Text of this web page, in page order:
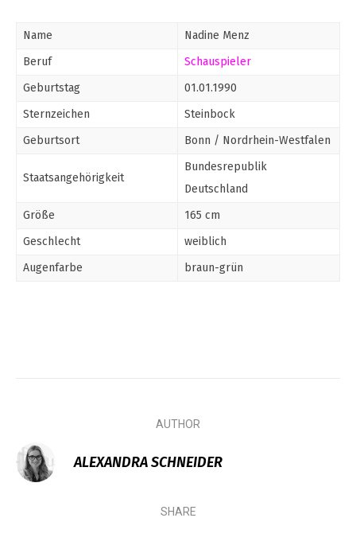
Name
Nadine Menz
Beruf
Schauspieler
Geburtstag
01.01.1990
Sternzeichen
Steinbock
Geburtsort
Bonn / Nordrhein-Westfalen
Staatsangehörigkeit
Bundesrepublik
Deutschland
Größe
165 cm
Geschlecht
weiblich
Augenfarbe
braun-grün
AUTHOR
ALEXANDRA SCHNEIDER
SHARE